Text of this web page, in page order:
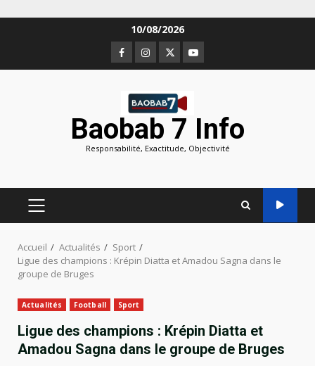
10/08/2026
Facebook
Instagram
TwitterYoutube
Baobab 7 Info
Responsabilité, Exactitude, Objectivité
MENU
PRINCIPAL
Accueil Actualités
Sport
Ligue des champions : Krépin Diatta et Amadou Sagna dans le
groupe de Bruges
Actualités Football Sport
Ligue des champions : Krépin Diatta et
Amadou Sagna dans le groupe de Bruges